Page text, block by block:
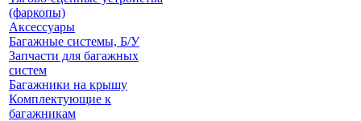
(фаркопы)
Аксессуары
Багажные системы, Б/У
Запчасти для багажных
систем
Багажники на крышу
Комплектующие к
багажникам